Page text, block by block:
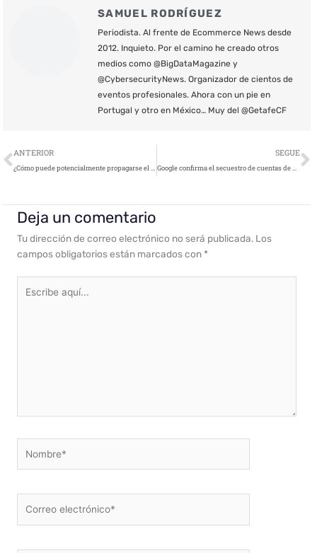
SAMUEL RODRÍGUEZ
Periodista. Al frente de Ecommerce News desde
2012. Inquieto. Por el camino he creado otros
medios como @BigDataMagazine y
@CybersecurityNews. Organizador de cientos de
eventos profesionales. Ahora con un pie en
Portugal y otro en México… Muy del @GetafeCF
Ant
ANTERIOR
¿Cómo puede potencialmente propagarse el malware en Discord?
SEGUE
Google confirma el secuestro de cuentas de Youtube
Deja un comentario
Tu dirección de correo electrónico no será publicada. Los
campos obligatorios están marcados con *
aquí...
electrónico*